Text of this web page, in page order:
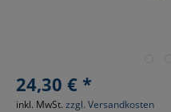
24,30 € *
inkl. MwSt. zzgl. Versandkosten